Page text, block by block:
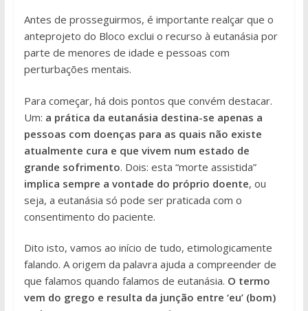
Antes de prosseguirmos, é importante realçar que o
anteprojeto do Bloco exclui o recurso à eutanásia por
parte de menores de idade e pessoas com
perturbações mentais.
Para começar, há dois pontos que convém destacar.
Um: a prática da eutanásia destina-se apenas a
pessoas com doenças para as quais não existe
atualmente cura e que vivem num estado de
grande sofrimento. Dois: esta “morte assistida”
implica sempre a vontade do próprio doente, ou
seja, a eutanásia só pode ser praticada com o
consentimento do paciente.
Dito isto, vamos ao início de tudo, etimologicamente
falando. A origem da palavra ajuda a compreender de
que falamos quando falamos de eutanásia. O termo
vem do grego e resulta da junção entre ‘eu’ (bom)